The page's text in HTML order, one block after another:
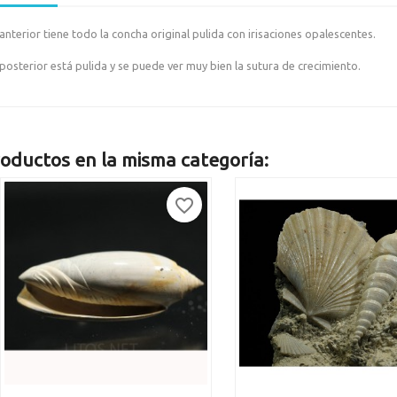
tiene todo la concha original pulida con irisaciones opalescentes.
está pulida y se puede ver muy bien la sutura de crecimiento.
en la misma categoría:
favorite_border